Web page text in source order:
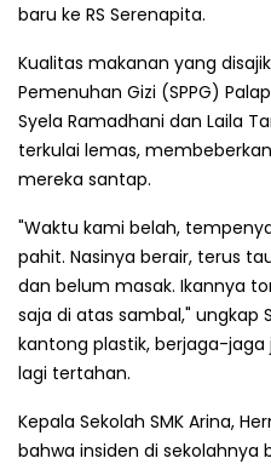
baru ke RS Serenapita.
Kualitas makanan yang
Pemenuhan Gizi (SPPG)
Syela Ramadhani dan Laila
terkulai lemas,
mereka santap.
"Waktu kami belah,
pahit. Nasinya berair, terus
dan belum masak. Ikannya
saja di atas sambal," ungkap
kantong plastik, berjaga-
lagi tertahan.
Kepala Sekolah SMK Arina,
bahwa insiden di sekolahnya